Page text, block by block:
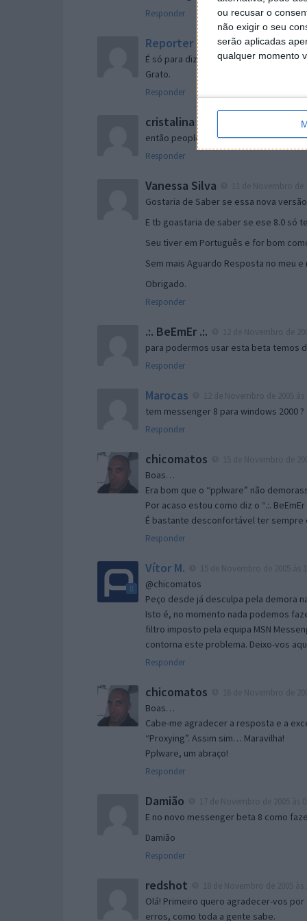
ou recusar o
não exigir o seu
serão aplicadas
qualquer momento
Responder
Reporter 7 de Novembro de 2005 às
É só para dizer que ainda não me
Grato.
Responder
cristalina 11 de Novembro de 2005
então people
Responder
Vanessa Silva
Gostaria de Saber se essa nova
E tb goastaria de saber se ese 8.0 só
Seu tiver em Português e for bom
Sem mais Aguardo Resposta no meu e
Obrigado.
Responder
.:. BeEmEr .:.
para podermos usar esta beta temos
Responder
Marocas
tem messenger 8 para windows 2000
Responder
chicomatos
Boas…
Era bom que o “pplware” não
Por acaso estou como diz o “.:.
É bastante desconfortável ter sempre
Responder
Vítor M.
@chicomatos
Peço desde já desculpa pela demora
Isto é, no momento nada podemos
filtro imposto pela equipa MSN
contorna este problema. Deixo-vos
Responder
chicomatos
Boas…
Cabe-me agradecer a resposta e a
“Proxying”. Assim sim… Maravilha!
Pplware, um abraço!
Responder
Damião
E no novo messenger beta 8 como
Damião
Responder
redshot
Olá! Primeiro quero agradecer-vos
erros, como toda a gente sabe.